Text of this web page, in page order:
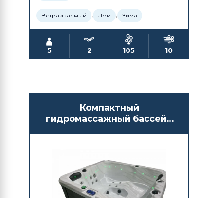
Встраиваемый , Дом , Зима
5 2 105 10
Компактный
гидромассажный бассейн